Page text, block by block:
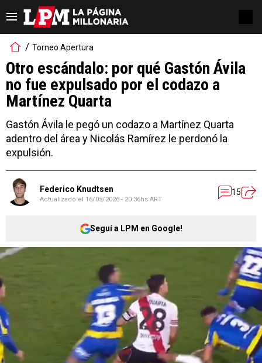
Torneo Apertura
Otro escándalo: por qué Gastón Ávila
no fue expulsado por el codazo a
Martínez Quarta
Gastón Ávila le pegó un codazo a Martínez Quarta
adentro del área y Nicolás Ramírez le perdonó la
expulsión.
Federico Knudtsen
Actualizado el 16/05/2026 - 20:36hs ART
15
Seguí a LPM en Google!